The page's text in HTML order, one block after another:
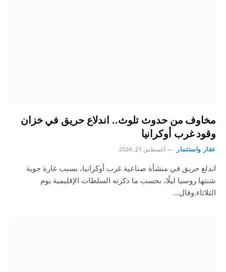
مخاوف من حدوث تلوث.. اندلاع حريق في خزان
وقود غرب أوكرانيا
عقار واستثمار أغسطس 21, 2024
اندلع حريق في منشأة صناعية غرب أوكرانيا، بسبب غارة جوية
شنتها روسيا ليلًا، بحسب ما ذكرته السلطات الإقليمية يوم
الثلاثاء.وقال…